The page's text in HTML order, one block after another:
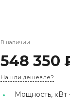
В наличии
548 350
Нашли дешевле?
Мощность, кВт